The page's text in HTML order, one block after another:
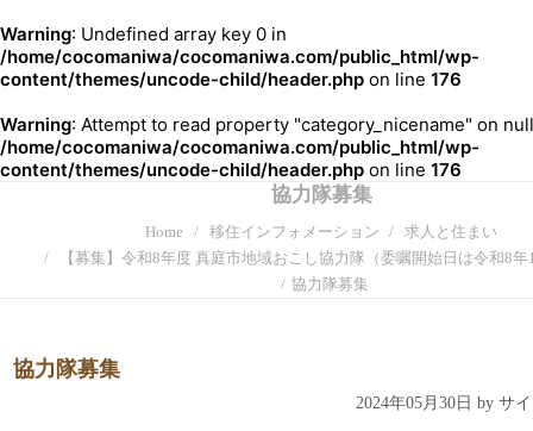
Warning: Undefined array key 0 in
/home/cocomaniwa/cocomaniwa.com/public_html/wp-
content/themes/uncode-child/header.php on line 176
Warning: Attempt to read property "category_nicename" on
/home/cocomaniwa/cocomaniwa.com/public_html/wp-
content/themes/uncode-child/header.php on line 176
協力隊募集
Home 移住インフォメーション
求人と住まい
【募集】令和8年度 真庭市地域おこし協力隊（委嘱開始日は令和8
協力隊募集
協力隊募集
2024年05月30日 by サ